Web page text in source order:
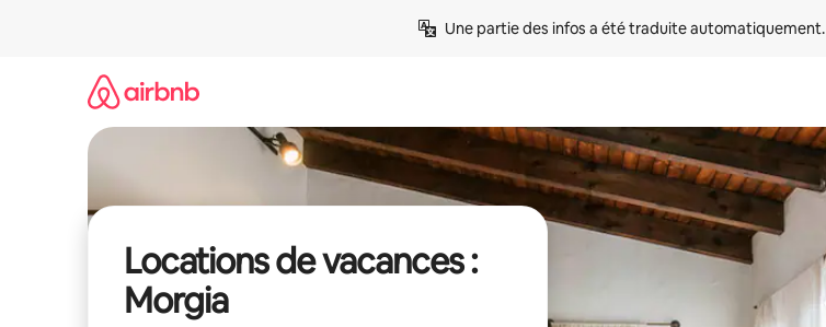
Une partie des infos a été traduite automatiquement.
Locations de vacances :
Morgia